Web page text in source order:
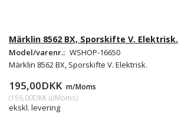
Märklin 8562 BX, Sporskifte V. Elektrisk.
Model/varenr.: WSHOP-16650
Märklin 8562 BX, Sporskifte V. Elektrisk.
195,00DKK m/Moms
(156,00DKK u/Moms)
ekskl. levering